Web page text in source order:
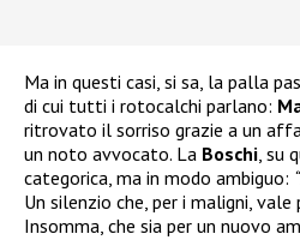
Ma in questi casi, si sa, la palla
di cui tutti i rotocalchi parlano:
ritrovato il sorriso grazie a un
un noto avvocato. La Boschi, su
categorica, ma in modo ambiguo:
Un silenzio che, per i maligni,
Insomma, che sia per un nuovo